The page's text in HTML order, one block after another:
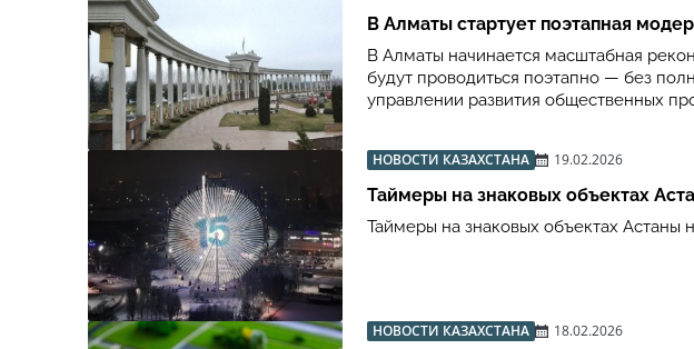
В Алматы стартует поэтапная
В Алматы начинается масштабная
будут проводиться поэтапно — без
управлении развития общественных
НОВОСТИ КАЗАХСТАНА 19.02.2026
Таймеры на знаковых объектах
Таймеры на знаковых объектах Астаны
НОВОСТИ КАЗАХСТАНА 18.02.2026